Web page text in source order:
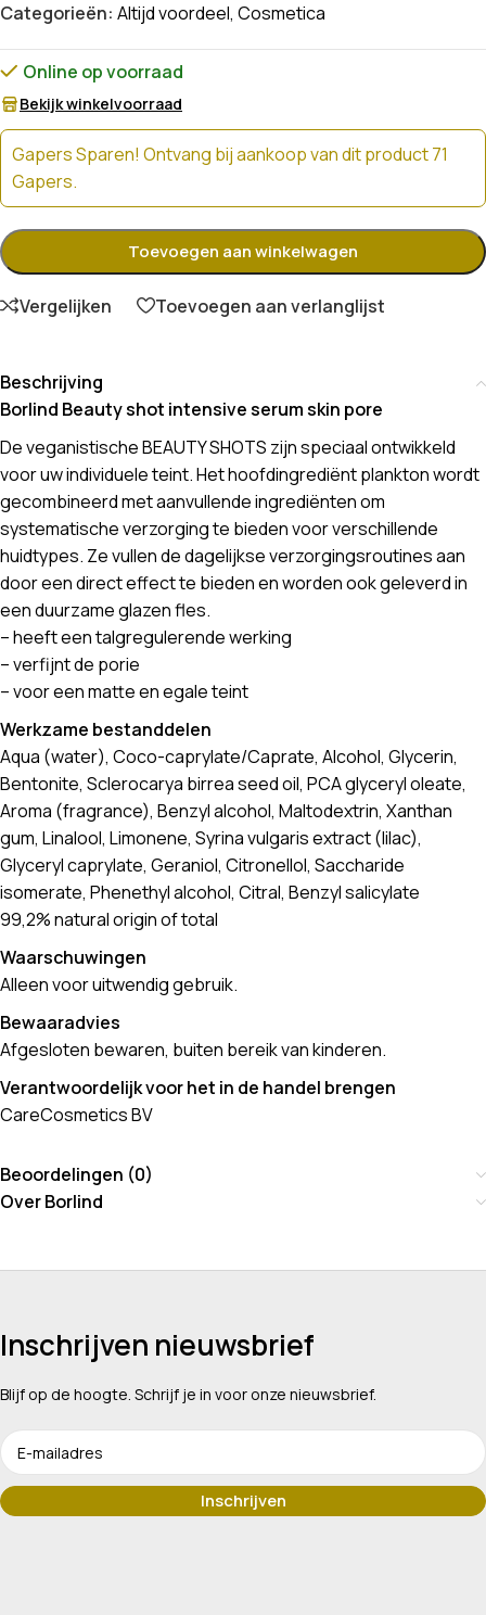
Categorieën: Altijd voordeel, Cosmetica
Online op voorraad
Bekijk winkelvoorraad
Gapers Sparen! Ontvang bij aankoop van dit product 71
Gapers.
Toevoegen aan winkelwagen
Vergelijken Toevoegen aan verlanglijst
Beschrijving
Borlind Beauty shot intensive serum skin pore
De veganistische BEAUTY SHOTS zijn speciaal ontwikkeld
voor uw individuele teint. Het hoofdingrediënt plankton wordt
gecombineerd met aanvullende ingrediënten om
systematische verzorging te bieden voor verschillende
huidtypes. Ze vullen de dagelijkse verzorgingsroutines aan
door een direct effect te bieden en worden ook geleverd in
een duurzame glazen fles.
– heeft een talgregulerende werking
– verfijnt de porie
– voor een matte en egale teint
Werkzame bestanddelen
Aqua (water), Coco-caprylate/Caprate, Alcohol, Glycerin,
Bentonite, Sclerocarya birrea seed oil, PCA glyceryl oleate,
Aroma (fragrance), Benzyl alcohol, Maltodextrin, Xanthan
gum, Linalool, Limonene, Syrina vulgaris extract (lilac),
Glyceryl caprylate, Geraniol, Citronellol, Saccharide
isomerate, Phenethyl alcohol, Citral, Benzyl salicylate
99,2% natural origin of total
Waarschuwingen
Alleen voor uitwendig gebruik.
Bewaaradvies
Afgesloten bewaren, buiten bereik van kinderen.
Verantwoordelijk voor het in de handel brengen
CareCosmetics BV
Beoordelingen (0)
Over Borlind
Inschrijven nieuwsbrief
Blijf op de hoogte. Schrijf je in voor onze nieuwsbrief.